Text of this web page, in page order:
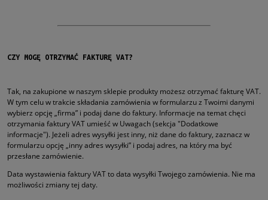
CZY MOGĘ OTRZYMAĆ FAKTURĘ VAT?
Tak, na zakupione w naszym sklepie produkty możesz otrzymać fakturę VAT.
W tym celu w trakcie składania zamówienia w formularzu z Twoimi danymi
wybierz opcję „firma” i podaj dane do faktury. Informacje na temat chęci
otrzymania faktury VAT umieść w Uwagach (sekcja "Dodatkowe
informacje"). Jeżeli adres wysyłki jest inny, niż dane do faktury, zaznacz w
formularzu opcję „inny adres wysyłki” i podaj adres, na który ma być
przesłane zamówienie.
Data wystawienia faktury VAT to data wysyłki Twojego zamówienia. Nie ma
możliwości zmiany tej daty.